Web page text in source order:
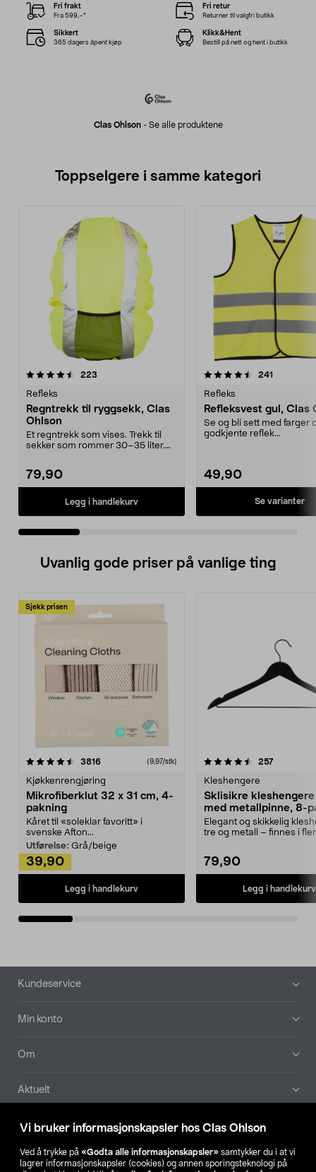
Vi bruker informasjonskapsler hos Clas Ohlson
Ved å trykke på «Godta alle informasjonskapsler» samtykker du i at vi
lagrer informasjonskapsler (cookies) og annen sporingsteknologi på
Clas Ohlson- Se alle produktene
Fri frakt
Fra 599,–*
Fri retur
Returner til valgfri butikk
Sikkert
365 dagers åpent kjøp
Klikk&Hent
Bestill på nett og hent i butikk
Toppselgere i samme kategori
223
Refleks
Regntrekk til ryggsekk, Clas
Ohlson
Et regntrekk som vises. Trekk til
sekker som rommer 30–35 liter.
79,90
Legg i handlekurv
4.5 av 5 stjerner 241
Refleks
Refleksvest gul, Clas
Se og bli sett med farger
godkjente reflek...
49,90
Se varianter
4.5 av 5 stjerner
Uvanlig gode priser på vanlige ting
Sjekk prisen
3816anmeldelser(9,97/stk)
Kjøkkenrengjøring
Mikrofiberklut 32 x 31 cm, 4-
pakning
Kåret til «soleklar favoritt» i
svenske Afton...
Utførelse: Grå/beige
39,90
Legg i handlekurv
4.5av 5 stjerner 257
Kleshengere
Sklisikre
med metallpinne, 8-
Elegant og skikkelig
tre og metall – finnes i
79,90
Legg i handlekurv
4.5av 5 stjerner
Bunntekst
Kundeservice
Min konto
Om
Aktuelt
Våre selskaper
Finn din butikk